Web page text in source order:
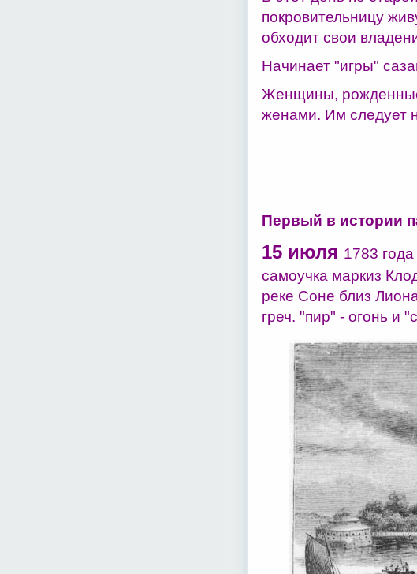
покровительницу
обходит свои
Начинает "игры"
Женщины,
женами. Им следует
Первый в истории
15 июля 1783
самоучка маркиз
реке Соне близ
греч. "пир" - огонь и